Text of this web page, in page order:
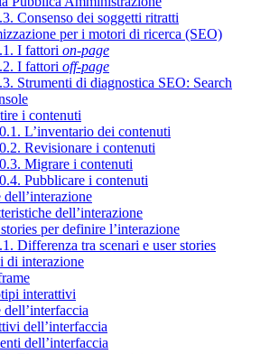
Consenso dei soggetti ritratti
per i motori di ricerca (SEO)
I fattori on-page
I fattori off-page
Strumenti di diagnostica SEO: Search
i contenuti
L’inventario dei contenuti
Revisionare i contenuti
Migrare i contenuti
Pubblicare i contenuti
dell’interazione
dell’interazione
per definire l’interazione
Differenza tra scenari e user stories
di interazione
interattivi
dell’interfaccia
dell’interfaccia